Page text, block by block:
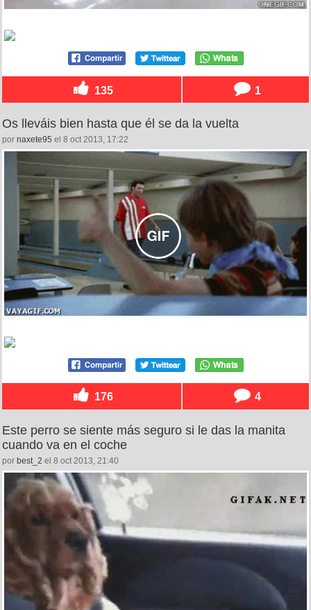
135 1
Os lleváis bien hasta que él se da la vuelta
por naxete95 el 8 oct 2013, 17:22
176 4
Este perro se siente más seguro si le das la manita
cuando va en el coche
por best_2 el 8 oct 2013, 21:40